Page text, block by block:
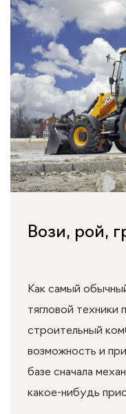
Вози, рой,
Как самый
тягловой техники
строительный
возможность и
базе сначала
какое-нибудь